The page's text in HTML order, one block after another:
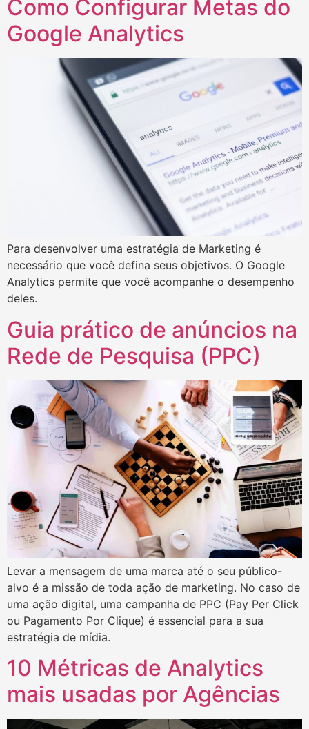
Como Configurar Metas do
Google Analytics
Para desenvolver uma estratégia de Marketing é
necessário que você defina seus objetivos. O Google
Analytics permite que você acompanhe o desempenho
deles.
Guia prático de anúncios na
Rede de Pesquisa (PPC)
Levar a mensagem de uma marca até o seu público-
alvo é a missão de toda ação de marketing. No caso de
uma ação digital, uma campanha de PPC (Pay Per Click
ou Pagamento Por Clique) é essencial para a sua
estratégia de mídia.
10 Métricas de Analytics
mais usadas por Agências